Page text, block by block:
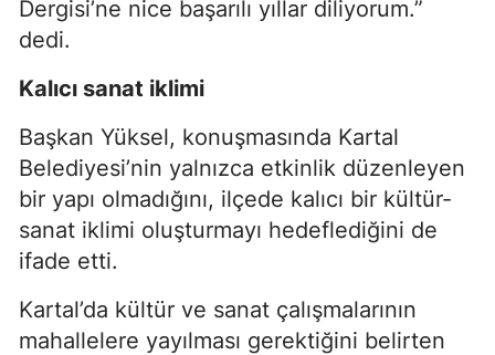
Dergisi’ne nice başarılı yıllar diliyorum.”
dedi.
Kalıcı sanat iklimi
Başkan Yüksel, konuşmasında Kartal
Belediyesi’nin yalnızca etkinlik düzenleyen
bir yapı olmadığını, ilçede kalıcı bir kültür-
sanat iklimi oluşturmayı hedeflediğini de
ifade etti.
Kartal’da kültür ve sanat çalışmalarının
mahallelere yayılması gerektiğini belirten